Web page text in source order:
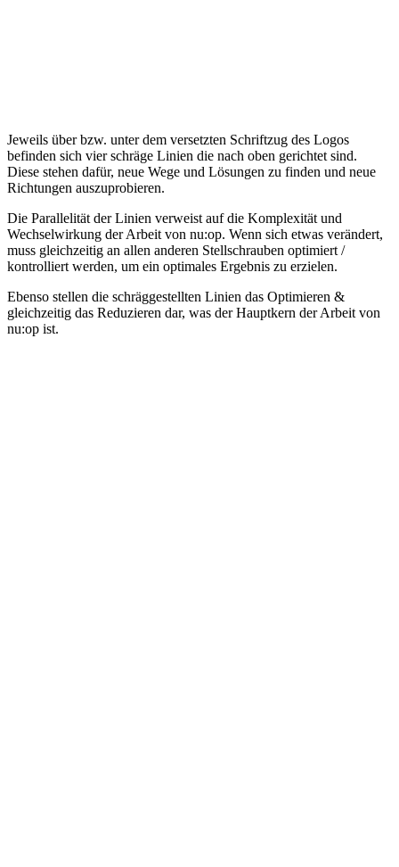
Jeweils über bzw. unter dem versetzten Schriftzug des Logos
befinden sich vier schräge Linien die nach oben gerichtet sind.
Diese stehen dafür, neue Wege und Lösungen zu finden und neue
Richtungen auszuprobieren.
Die Parallelität der Linien verweist auf die Komplexität und
Wechselwirkung der Arbeit von nu:op. Wenn sich etwas verändert,
muss gleichzeitig an allen anderen Stellschrauben optimiert /
kontrolliert werden, um ein optimales Ergebnis zu erzielen.
Ebenso stellen die schräggestellten Linien das Optimieren &
gleichzeitig das Reduzieren dar, was der Hauptkern der Arbeit von
nu:op ist.